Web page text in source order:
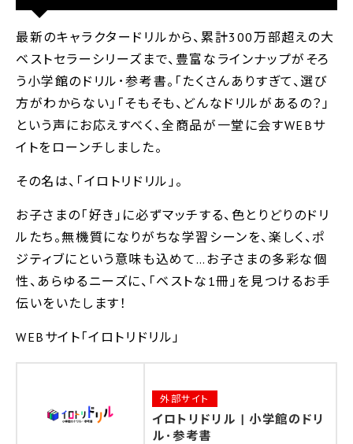
最新のキャラクタードリルから、累計300万部超えの大
ベストセラーシリーズまで、豊富なラインナップがそろ
う小学館のドリル･参考書。「たくさんありすぎて、選び
方がわからない」「そもそも、どんなドリルがあるの？」
という声にお応えすべく、全商品が一堂に会すWEBサ
イトをローンチしました。
その名は、「イロトリドリル」。
お子さまの｢好き｣に必ずマッチする、色とりどりのドリ
ルたち。無機質になりがちな学習シーンを、楽しく、ポ
ジティブにという意味も込めて…お子さまの多彩な個
性、あらゆるニーズに、「ベストな1冊」を見つけるお手
伝いをいたします！
WEBサイト「イロトリドリル」
外部サイト
イロトリドリル | 小学館のドリ
ル･参考書